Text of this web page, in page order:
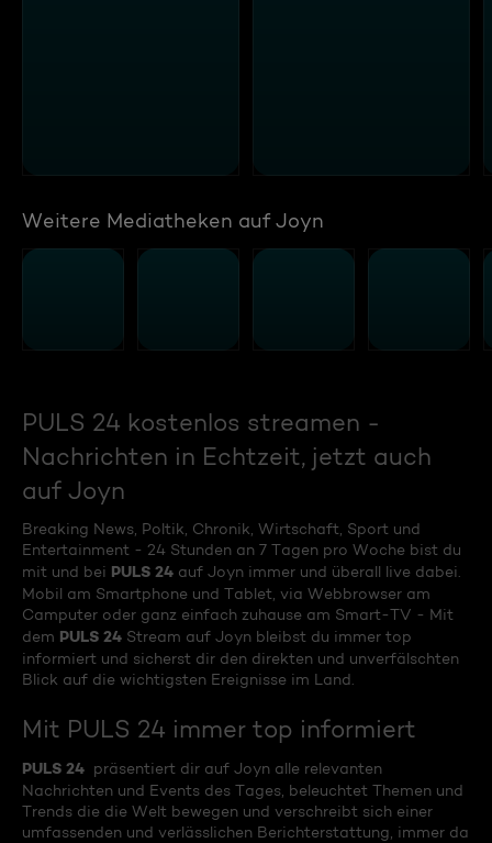
Weitere Mediatheken auf Joyn
PULS 24 kostenlos streamen -
Nachrichten in Echtzeit, jetzt auch
auf Joyn
Breaking News, Poltik, Chronik, Wirtschaft, Sport und
Entertainment - 24 Stunden an 7 Tagen pro Woche bist du
mit und bei PULS 24 auf Joyn immer und überall live dabei.
Mobil am Smartphone und Tablet, via Webbrowser am
Camputer oder ganz einfach zuhause am Smart-TV - Mit
dem PULS 24 Stream auf Joyn bleibst du immer top
informiert und sicherst dir den direkten und unverfälschten
Blick auf die wichtigsten Ereignisse im Land.
Mit PULS 24 immer top informiert
PULS 24 präsentiert dir auf Joyn alle relevanten
Nachrichten und Events des Tages, beleuchtet Themen und
Trends die die Welt bewegen und verschreibt sich einer
umfassenden und verlässlichen Berichterstattung, immer da